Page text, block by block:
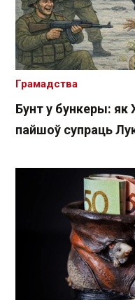
Бунт у бункеры: як
пайшоў супраць
Грамадства